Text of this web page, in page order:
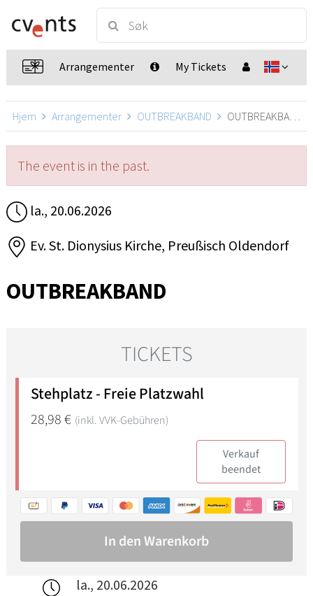
Arrangementer My Tickets
Hjem Arrangementer OUTBREAKBAND OUTBREAKBAND, Preußisch Oldendorf
The event is in the past.
la., 20.06.2026
Ev. St. Dionysius Kirche, Preußisch Oldendorf
OUTBREAKBAND
la., 20.06.2026